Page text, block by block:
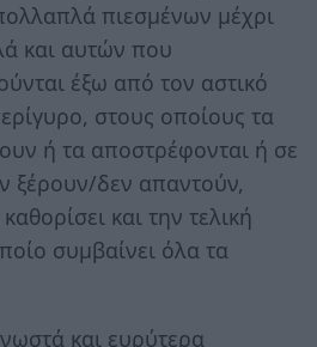
πιεσμένων μέχρι
και αυτών που
έξω από τον αστικό
στους οποίους τα
ή τα αποστρέφονται ή σε
ξέρουν/δεν απαντούν,
και την τελική
συμβαίνει όλα τα
και ευρύτερα